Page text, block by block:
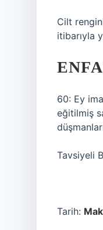
Cilt
itibarıyla
60: Ey
eğitilmiş
Tavsiyeli
Tarih: